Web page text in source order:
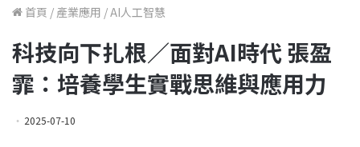
首頁 / 產業應用 /AI人工智慧
科技向下扎根／面對AI時代 張盈
霏：培養學生實戰思維與應用力
2025-07-10